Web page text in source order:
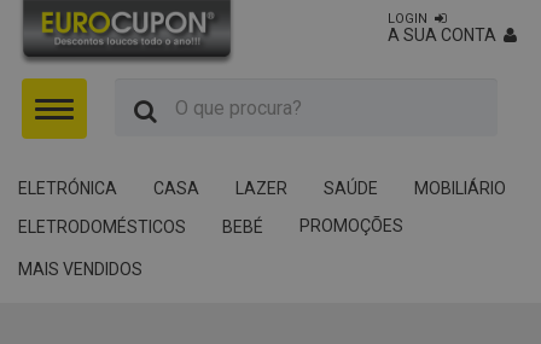
Menu
LOGIN
A SUA CONTA
ELETRÓNICA CASA LAZER SAÚDE
MOBILIÁRIO
ELETRODOMÉSTICOS
BEBÉ PROMOÇÕES
MAIS VENDIDOS